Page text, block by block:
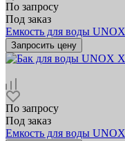
По запросу
Под заказ
Емкость для воды
Запросить цену
По запросу
Под заказ
Емкость для воды